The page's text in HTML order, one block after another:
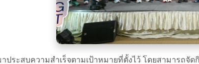
ระสบความสำเร็จตามเป้าหมายที่ตั้งไว้ โดยสามารถจั